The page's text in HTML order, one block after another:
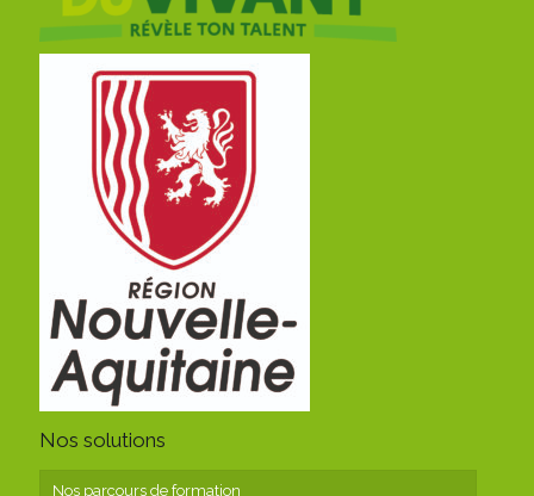
Nos solutions
Nos parcours de formation